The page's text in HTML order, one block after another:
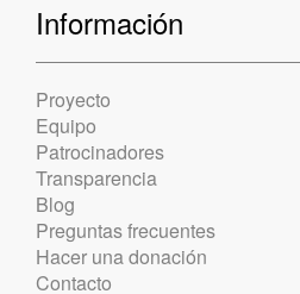
Información
Proyecto
Equipo
Patrocinadores
Transparencia
Blog
Preguntas frecuentes
Hacer una donación
Contacto